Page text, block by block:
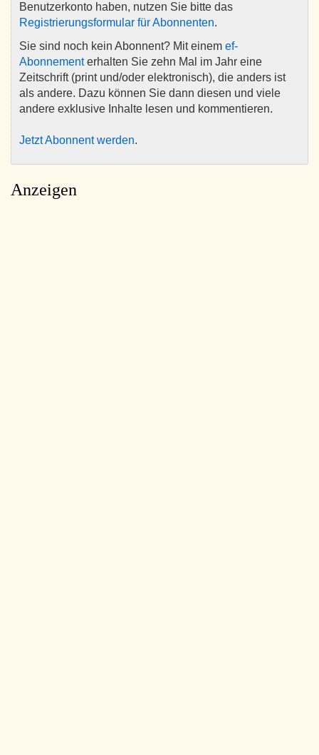
Benutzerkonto haben, nutzen Sie bitte das
Registrierungsformular für Abonnenten.
Sie sind noch kein Abonnent? Mit einem ef-
Abonnementerhalten Sie zehn Mal im Jahr eine
Zeitschrift (print und/oder elektronisch), die anders ist
als andere. Dazu können Sie dann diesen und viele
andere exklusive Inhalte lesen und kommentieren.
Jetzt Abonnent werden.
Anzeigen